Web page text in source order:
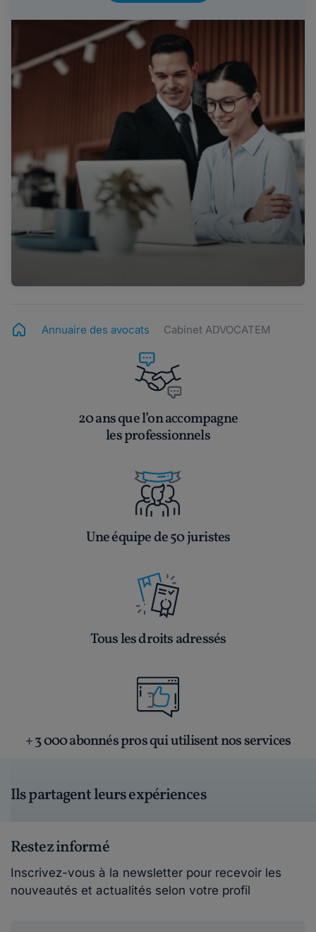
Annuaire des avocats Cabinet ADVOCATEM
20 ans que l’on accompagne
les professionnels
Une équipe de 50 juristes
Tous les droits adressés
+ 3 000 abonnés pros qui utilisent nos services
Ils partagent leurs expériences
Restez informé
Inscrivez-vous à la newsletter pour recevoir les
nouveautés et actualités selon votre profil